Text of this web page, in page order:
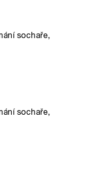
sochaře,
sochaře,